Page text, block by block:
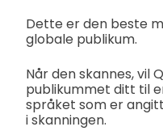
Dette er den beste
globale publikum.
Når den skannes, vil
publikummet ditt til
språket som er
i skanningen.